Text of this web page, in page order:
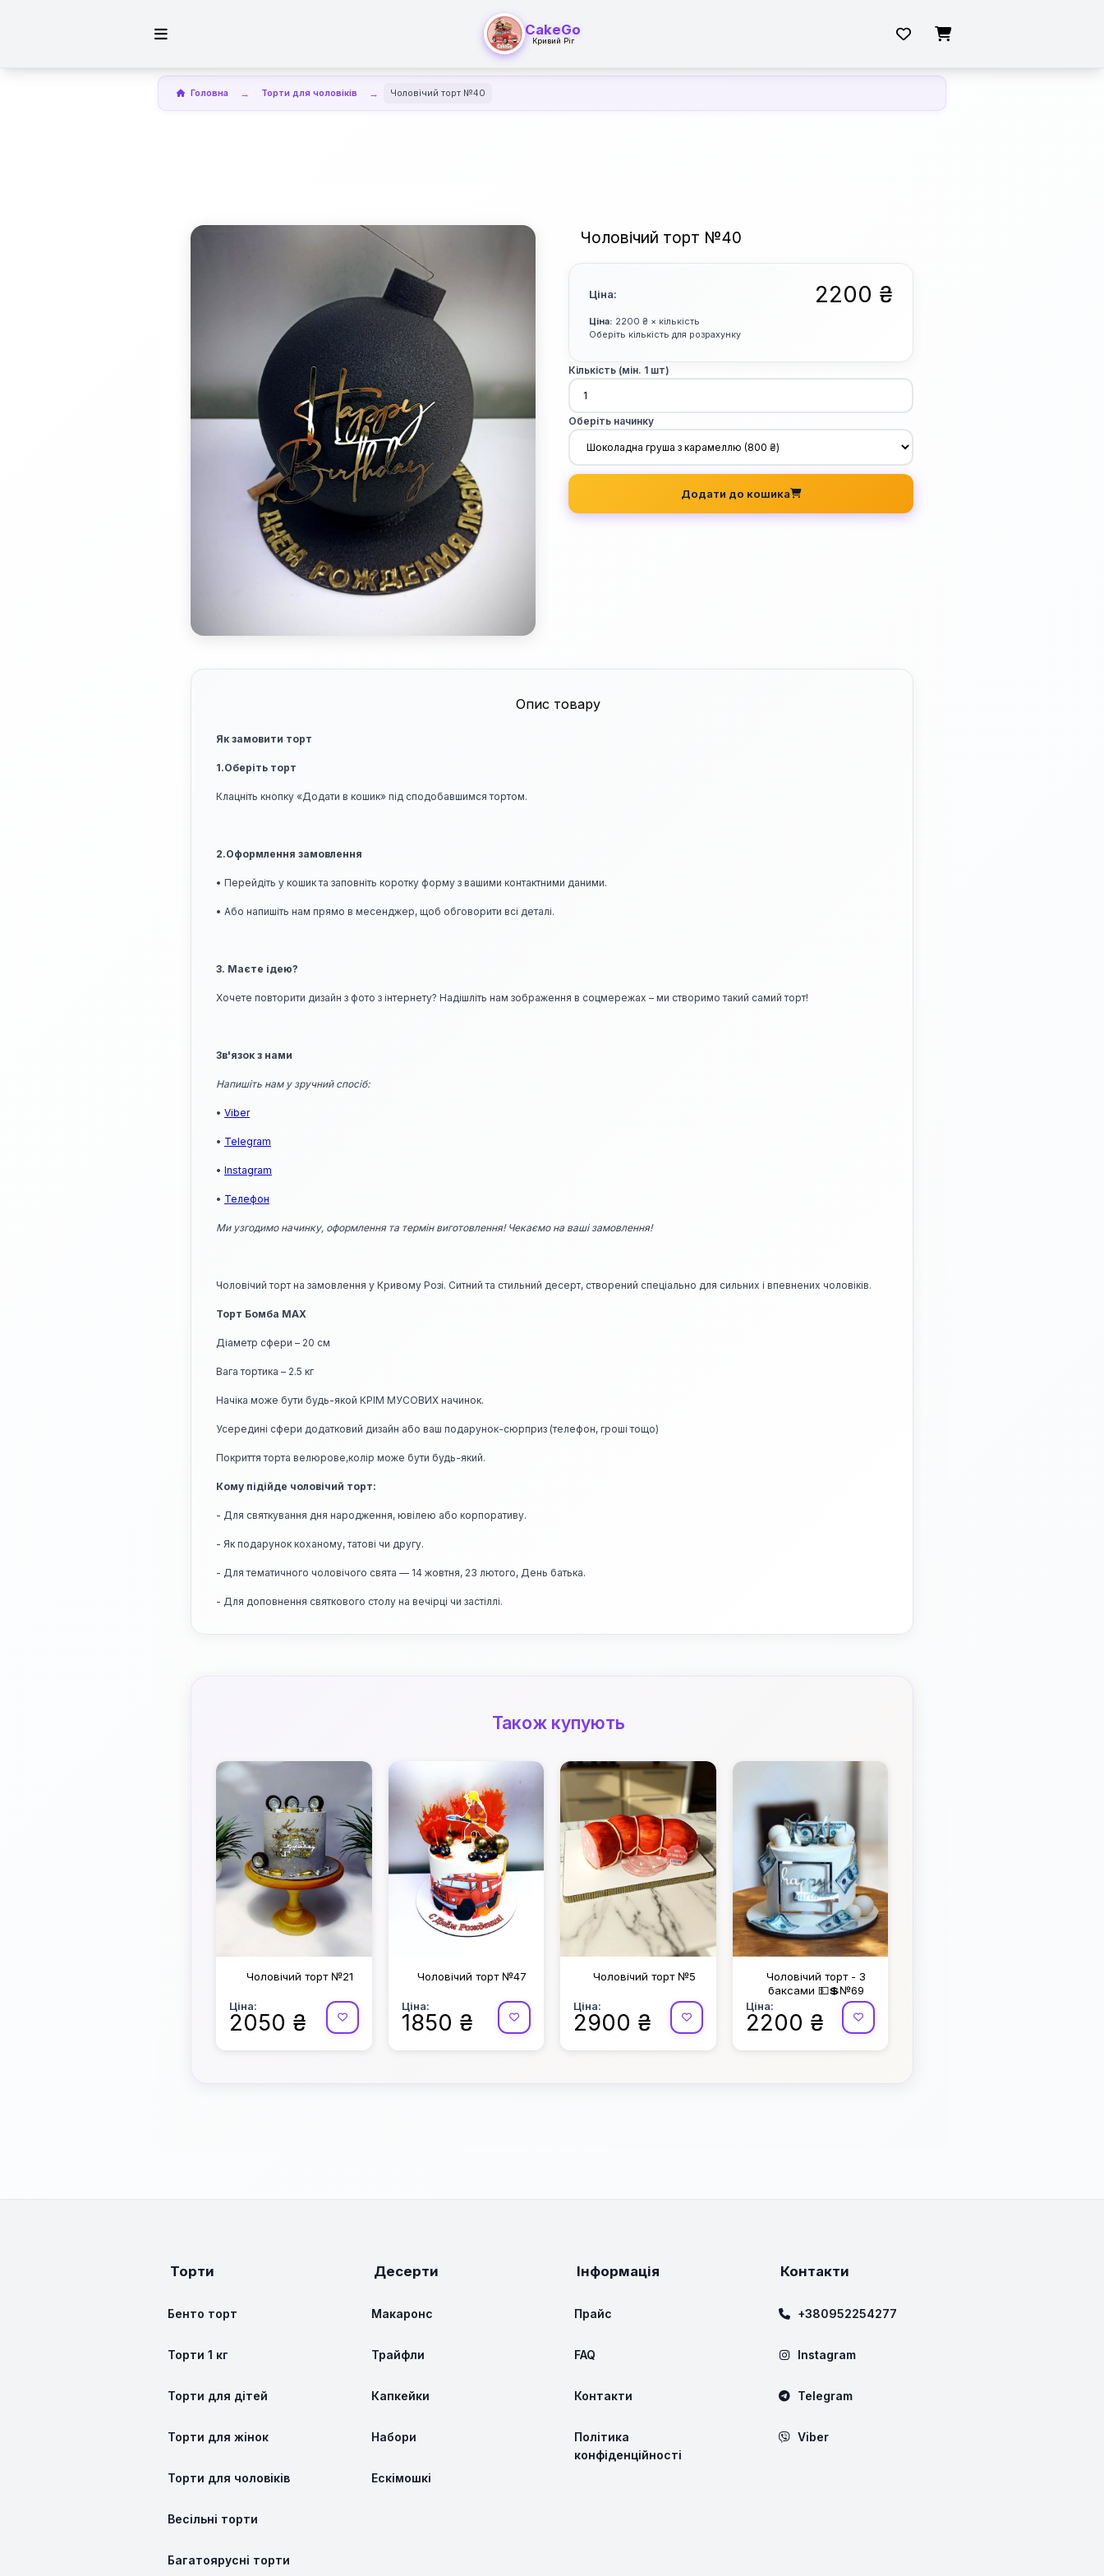
CakeGo
Кривий Ріг
Головна Торти для чоловіків Чоловічий торт №40
Чоловічий торт №40
Ціна: 2200 ₴
Ціна: 2200 ₴ × кількість
Оберіть кількість для розрахунку
Кількість (мін. 1 шт)
Оберіть начинку
Додати до кошика
Опис товару
Як замовити торт
1.Оберіть торт
Клацніть кнопку «Додати в кошик» під сподобавшимся тортом.
2.Оформлення замовлення
• Перейдіть у кошик та заповніть коротку форму з вашими контактними даними.
• Або напишіть нам прямо в месенджер, щоб обговорити всі деталі.
3. Маєте ідею?
Хочете повторити дизайн з фото з інтернету? Надішліть нам зображення в соцмережах – ми створимо такий самий торт!
Зв'язок з нами
Напишіть нам у зручний спосіб:
• Viber
• Telegram
• Instagram
• Телефон
Ми узгодимо начинку, оформлення та термін виготовлення! Чекаємо на ваші замовлення!
Чоловічий торт на замовлення у Кривому Розі. Ситний та стильний десерт, створений спеціально для сильних і впевнених чоловіків.
Торт Бомба MAX
Діаметр сфери – 20 см
Вага тортика – 2.5 кг
Начіка може бути будь-якой КРІМ МУСОВИХ начинок.
Усередині сфери додатковий дизайн або ваш подарунок-сюрприз (телефон, гроші тощо)
Покриття торта велюрове,колір може бути будь-який.
Кому підійде чоловічий торт:
- Для святкування дня народження, ювілею або корпоративу.
- Як подарунок коханому, татові чи другу.
- Для тематичного чоловічого свята — 14 жовтня, 23 лютого, День батька.
- Для доповнення святкового столу на вечірці чи застіллі.
Також купують
Чоловічий торт №21
Ціна:
2050 ₴
Чоловічий торт №47
Ціна:
1850 ₴
Чоловічий торт №5
Ціна:
2900 ₴
Чоловічий торт - З
баксами 💵💲№69
Ціна:
2200 ₴
Торти
Бенто торт
Торти 1 кг
Торти для дітей
Торти для жінок
Торти для чоловіків
Весільні торти
Багатоярусні торти
Десерти
Макаронс
Трайфли
Капкейки
Набори
Ескімошкі
Інформація
Прайс
FAQ
Контакти
Політика
конфіденційності
Контакти
+380952254277
Instagram
Telegram
Viber